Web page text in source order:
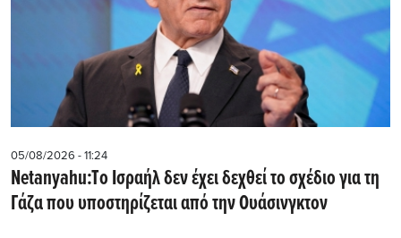
05/08/2026 - 11:24
Netanyahu:Tο Ισραήλ δεν έχει δεχθεί το σχέδιο για τη
Γάζα που υποστηρίζεται από την Ουάσινγκτον